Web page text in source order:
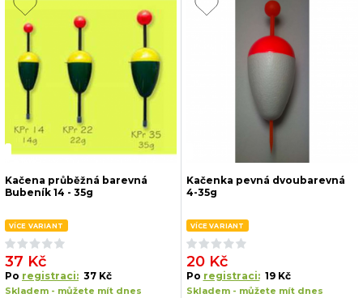
Kačena průběžná barevná
Bubeník 14 - 35g
VÍCE VARIANT
37 Kč
Po registraci: 37 Kč
Skladem - můžete mít dnes
Kačenka pevná dvoubarevná
4-35g
VÍCE VARIANT
20 Kč
Po registraci: 19 Kč
Skladem - můžete mít dnes